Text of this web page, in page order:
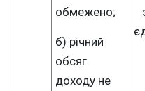
обмежено;
б) річний
обсяг
доходу не